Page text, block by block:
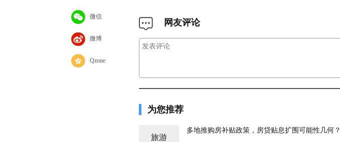
微信
微博
Qzone
网友评论
为您推荐
旅游
多地推购房补贴政策，房贷贴息扩围可能性几何？